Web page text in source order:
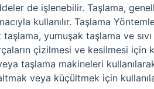
de işlenebilir. Taşlama,
kullanılır. Taşlama
yumuşak taşlama ve sıvı
çizilmesi ve kesilmesi için
taşlama makineleri
veya küçültmek için